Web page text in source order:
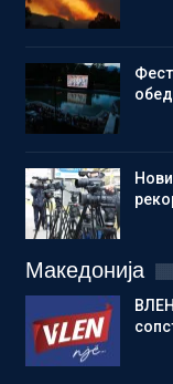
Македонија